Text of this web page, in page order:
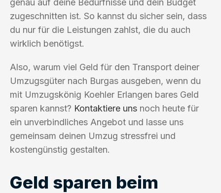
genau auf deine Bedürfnisse und dein Budget
zugeschnitten ist. So kannst du sicher sein, dass
du nur für die Leistungen zahlst, die du auch
wirklich benötigst.
Also, warum viel Geld für den Transport deiner
Umzugsgüter nach Burgas ausgeben, wenn du
mit Umzugskönig Koehler Erlangen bares Geld
sparen kannst? Kontaktiere uns noch heute für
ein unverbindliches Angebot und lasse uns
gemeinsam deinen Umzug stressfrei und
kostengünstig gestalten.
Geld sparen beim